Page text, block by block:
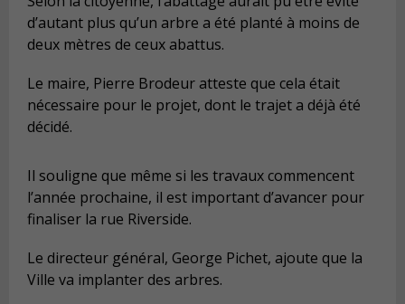
d’autant plus qu’un arbre a été planté à moins de
deux mètres de ceux abattus.
Le maire, Pierre Brodeur atteste que cela était
nécessaire pour le projet, dont le trajet a déjà été
décidé.
Il souligne que même si les travaux commencent
l’année prochaine, il est important d’avancer pour
finaliser la rue Riverside.
Le directeur général, George Pichet, ajoute que la
Ville va implanter des arbres.